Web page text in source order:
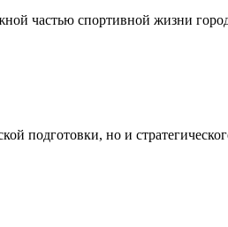
частью спортивной жизни
подготовки, но и